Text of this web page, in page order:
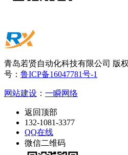
青岛若贤自动化科技有限公司 版
号： 鲁ICP备16047781号-1
网站建设 ： 一瞬网络
返回顶部
132-1081-3377
QQ在线
微信二维码